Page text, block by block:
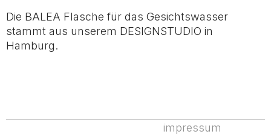
Die BALEA Flasche für das Gesichtswasser
stammt aus unserem DESIGNSTUDIO in
Hamburg.
impressum